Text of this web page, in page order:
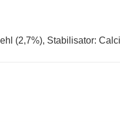
(2,7%), Stabilisator: